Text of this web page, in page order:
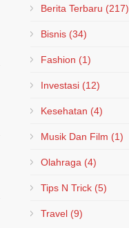
Berita Terbaru (217)
Bisnis (34)
Fashion (1)
Investasi (12)
Kesehatan (4)
Musik Dan Film (1)
Olahraga (4)
Tips N Trick (5)
Travel (9)